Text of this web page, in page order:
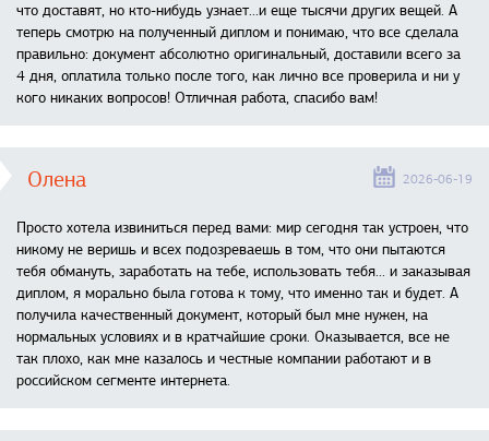
что доставят, но кто-нибудь узнает...и еще тысячи других вещей. А
теперь смотрю на полученный диплом и понимаю, что все сделала
правильно: документ абсолютно оригинальный, доставили всего за
4 дня, оплатила только после того, как лично все проверила и ни у
кого никаких вопросов! Отличная работа, спасибо вам!
Олена 2026-06-19
Просто хотела извиниться перед вами: мир сегодня так устроен, что
никому не веришь и всех подозреваешь в том, что они пытаются
тебя обмануть, заработать на тебе, использовать тебя... и заказывая
диплом, я морально была готова к тому, что именно так и будет. А
получила качественный документ, который был мне нужен, на
нормальных условиях и в кратчайшие сроки. Оказывается, все не
так плохо, как мне казалось и честные компании работают и в
российском сегменте интернета.